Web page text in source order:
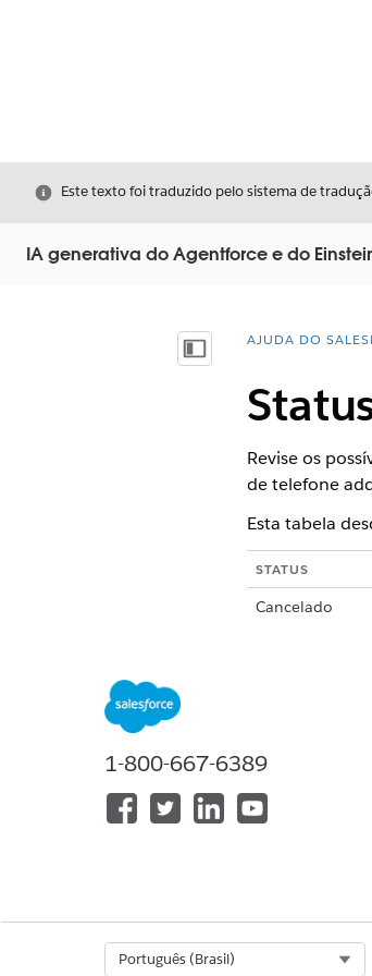
Fechar
Este texto foi traduzido pelo sistema de
IA generativa do Agentforce e do
Mostrar índiceVocê está aqui:
AJUDA DO
Revise os
de telefone
Esta tabela
STATUS
Cancelado
Solicitado
ESTE ARTIGO
1-800-667-6389
Português (Brasil)